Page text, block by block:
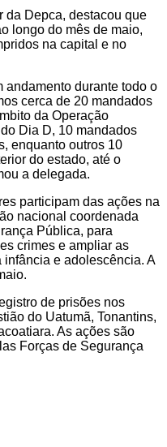
da Depca, destacou que
longo do mês de maio,
na capital e no
andamento durante todo o
cerca de 20 mandados
da Operação
Dia D, 10 mandados
enquanto outros 10
do estado, até o
a delegada.
participam das ações na
nacional coordenada
Pública, para
crimes e ampliar as
e adolescência. A
de prisões nos
do Uatumã, Tonantins,
As ações são
Forças de Segurança